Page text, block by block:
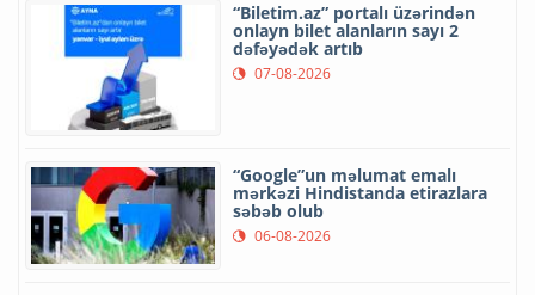
“Biletim.az” portalı üzərindən
onlayn bilet alanların sayı 2
dəfəyədək artıb
07-08-2026
“Google”un məlumat emalı
mərkəzi Hindistanda etirazlara
səbəb olub
06-08-2026